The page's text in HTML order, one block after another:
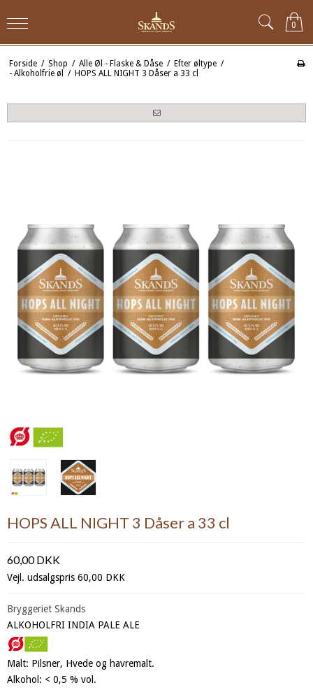
0
Forside / Shop / Alle Øl - Flaske & Dåse / Efter øltype /
- Alkoholfrie øl
/ HOPS ALL NIGHT 3 Dåser a 33 cl
HOPS ALL NIGHT 3 Dåser a 33 cl
60,00 DKK
Vejl. udsalgspris 60,00 DKK
Bryggeriet Skands
ALKOHOLFRI INDIA PALE ALE
Malt: Pilsner, Hvede og havremalt.
Alkohol: < 0,5 % vol.